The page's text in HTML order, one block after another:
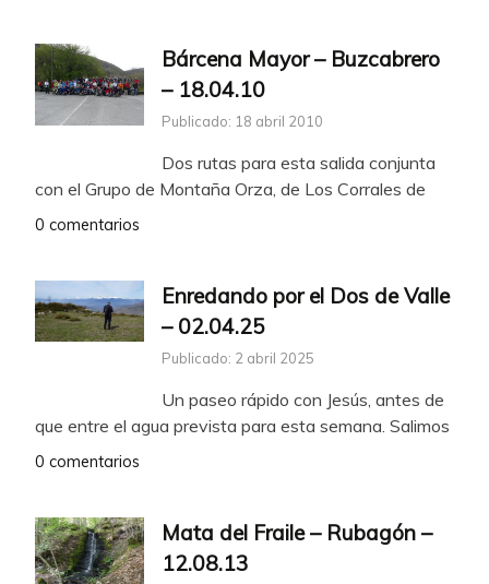
Bárcena Mayor – Buzcabrero
– 18.04.10
Publicado: 18 abril 2010
Dos rutas para esta salida conjunta
con el Grupo de Montaña Orza, de Los Corrales de
0 comentarios
Enredando por el Dos de Valle
– 02.04.25
Publicado: 2 abril 2025
Un paseo rápido con Jesús, antes de
que entre el agua prevista para esta semana. Salimos
0 comentarios
Mata del Fraile – Rubagón –
12.08.13